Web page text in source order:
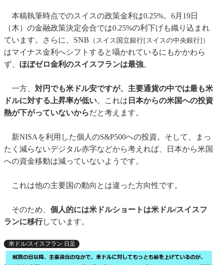
本稿執筆時点でのスイスの政策金利は0.25%。6月19日
（木）の金融政策決定会合では0.25%の利下げも織り込まれ
ています。さらに、SNB （スイス国立銀行[スイスの中央銀行]）
はマイナス金利へシフトすると囁かれているにもかかわら
ず、 ほぼゼロ金利のスイスフランは最強。
一方、 対円でも米ドル安ですが、主要通貨の中では最も米
ドルに対する上昇率が低い。これは 日本からの米国への投資
熱が下がっていないからだと考えます。
新NISAを利用した個人のS&P500への投資。そして、まっ
たく減らないデジタル赤字などから考えれば、日本から米国
への資金移動は減っていないようです。
これは他の主要国の動向とは違った方向性です。
そのため、 個人的には米ドルショートは米ドル/スイスフ
ランに移行しています。
米ドル/スイスフラン 日足